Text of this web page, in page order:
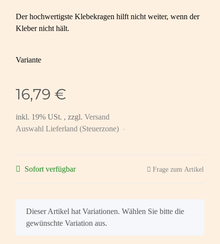
Der hochwertigste Klebekragen hilft nicht weiter, wenn der
Kleber nicht hält.
Variante
16,79 €
inkl. 19% USt. , zzgl. Versand
Auswahl Lieferland (Steuerzone)
Sofort verfügbar Frage zum Artikel
x
Dieser Artikel hat Variationen. Wählen Sie bitte die
gewünschte Variation aus.